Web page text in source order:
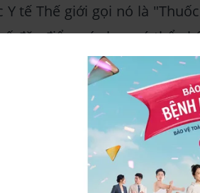
Y tế Thế giới gọi nó là
đặc điểm các bạn có thể
loại cỏ lá rộng mọng
xanh đỏ hoặc đỏ tím và
viền đỏ, tròn ở đầu và
kẽ gần gốc cây và đối